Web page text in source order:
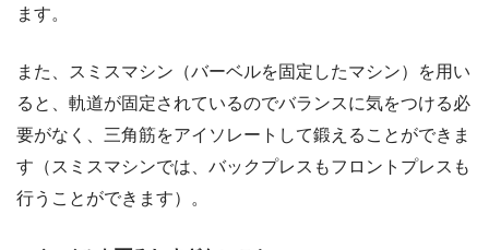
ます。
また、スミスマシン（バーベルを固定したマシン）を用い
ると、軌道が固定されているのでバランスに気をつける必
要がなく、三角筋をアイソレートして鍛えることができま
す（スミスマシンでは、バックプレスもフロントプレスも
行うことができます）。